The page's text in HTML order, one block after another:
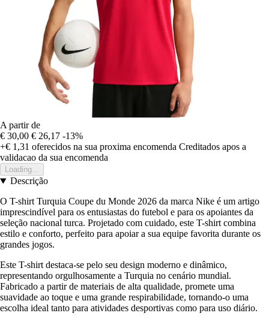
A partir de
€ 30,00 € 26,17 -13%
+€ 1,31 oferecidos na sua proxima encomenda Creditados apos a
validacao da sua encomenda
Loading...
Descrição
O T-shirt Turquia Coupe du Monde 2026 da marca Nike é um artigo
imprescindível para os entusiastas do futebol e para os apoiantes da
seleção nacional turca. Projetado com cuidado, este T-shirt combina
estilo e conforto, perfeito para apoiar a sua equipe favorita durante os
grandes jogos.
Este T-shirt destaca-se pelo seu design moderno e dinâmico,
representando orgulhosamente a Turquia no cenário mundial.
Fabricado a partir de materiais de alta qualidade, promete uma
suavidade ao toque e uma grande respirabilidade, tornando-o uma
escolha ideal tanto para atividades desportivas como para uso diário.